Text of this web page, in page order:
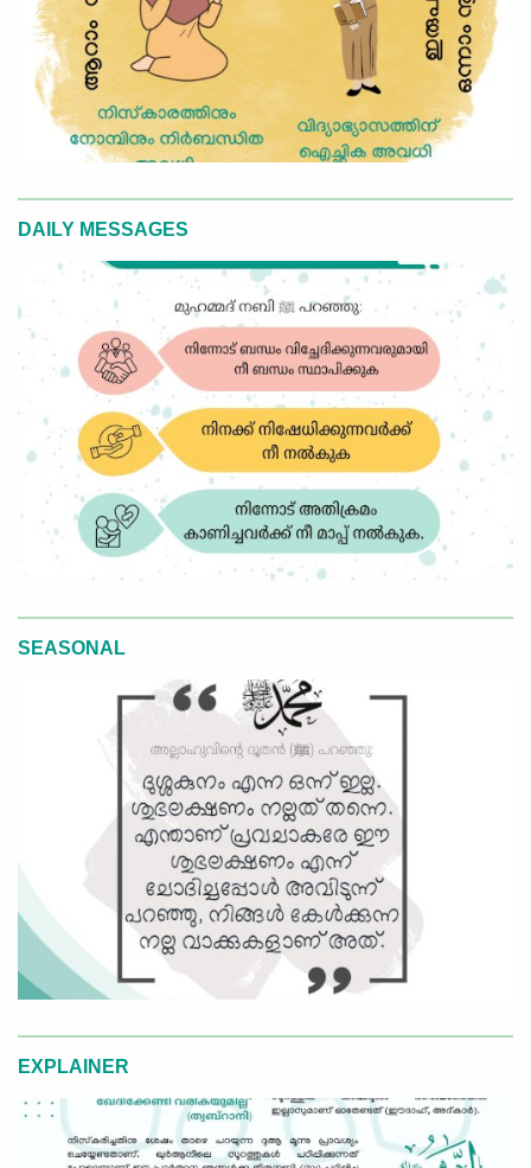
DAILY MESSAGES
SEASONAL
EXPLAINER